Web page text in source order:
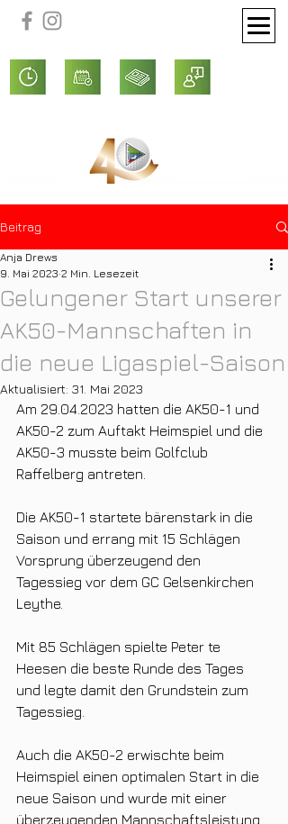
Beitrag
Gelungener Start unserer
AK50-Mannschaften in
die neue Ligaspiel-Saison
Anja Drews
9. Mai 2023 2 Min. Lesezeit
Aktualisiert: 31. Mai 2023
Am 29.04.2023 hatten die AK50-1 und
AK50-2 zum Auftakt Heimspiel und die
AK50-3 musste beim Golfclub
Raffelberg antreten.
Die AK50-1 startete bärenstark in die
Saison und errang mit 15 Schlägen
Vorsprung überzeugend den
Tagessieg vor dem GC Gelsenkirchen
Leythe.
Mit 85 Schlägen spielte Peter te
Heesen die beste Runde des Tages
und legte damit den Grundstein zum
Tagessieg.
Auch die AK50-2 erwischte beim
Heimspiel einen optimalen Start in die
neue Saison und wurde mit einer
überzeugenden Mannschaftsleistung